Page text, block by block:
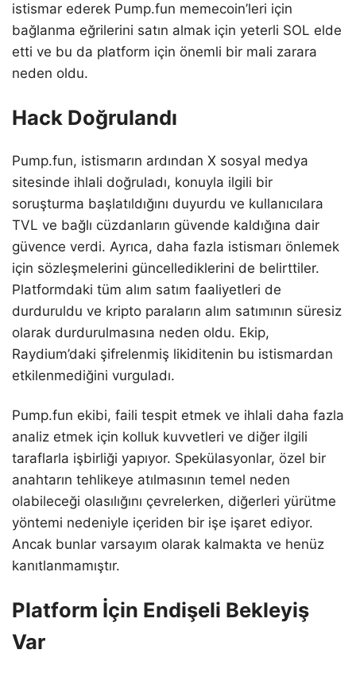
istismar ederek Pump.fun memecoin’leri için
bağlanma eğrilerini satın almak için yeterli SOL elde
etti ve bu da platform için önemli bir mali zarara
neden oldu.
Hack Doğrulandı
Pump.fun, istismarın ardından X sosyal medya
sitesinde ihlali doğruladı, konuyla ilgili bir
soruşturma başlatıldığını duyurdu ve kullanıcılara
TVL ve bağlı cüzdanların güvende kaldığına dair
güvence verdi. Ayrıca, daha fazla istismarı önlemek
için sözleşmelerini güncellediklerini de belirttiler.
Platformdaki tüm alım satım faaliyetleri de
durduruldu ve kripto paraların alım satımının süresiz
olarak durdurulmasına neden oldu. Ekip,
Raydium’daki şifrelenmiş likiditenin bu istismardan
etkilenmediğini vurguladı.
Pump.fun ekibi, faili tespit etmek ve ihlali daha fazla
analiz etmek için kolluk kuvvetleri ve diğer ilgili
taraflarla işbirliği yapıyor. Spekülasyonlar, özel bir
anahtarın tehlikeye atılmasının temel neden
olabileceği olasılığını çevrelerken, diğerleri yürütme
yöntemi nedeniyle içeriden bir işe işaret ediyor.
Ancak bunlar varsayım olarak kalmakta ve henüz
kanıtlanmamıştır.
Platform İçin Endişeli Bekleyiş
Var